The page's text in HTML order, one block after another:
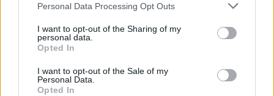
Personal Data Processing Opt Outs
I want to opt-out of the Sharing of my
personal data.
Opted In
I want to opt-out of the Sale of my
Personal Data.
Opted In
divieto di sosta con rimozione per consentire lo svolgimento
della manifestazione Viano Summer 2021.